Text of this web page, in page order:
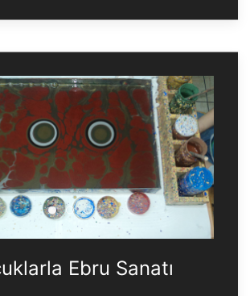
Çocuklarla Ebru Sanatı
Çocuklarla Ebru Sanatı
Çocuklarla Ebru Sanatı
Ebru Sanatı